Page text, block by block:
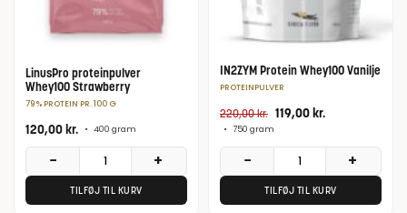
LinusPro proteinpulver
Whey100 Strawberry
79% PROTEIN PR. 100 G
120,00kr. • 400 gram
− +
TILFØJ TIL KURV
IN2ZYM Protein Whey100 Vanilje
PROTEINPULVER
220,00kr. 119,00kr.
• 750 gram
− +
TILFØJ TIL KURV